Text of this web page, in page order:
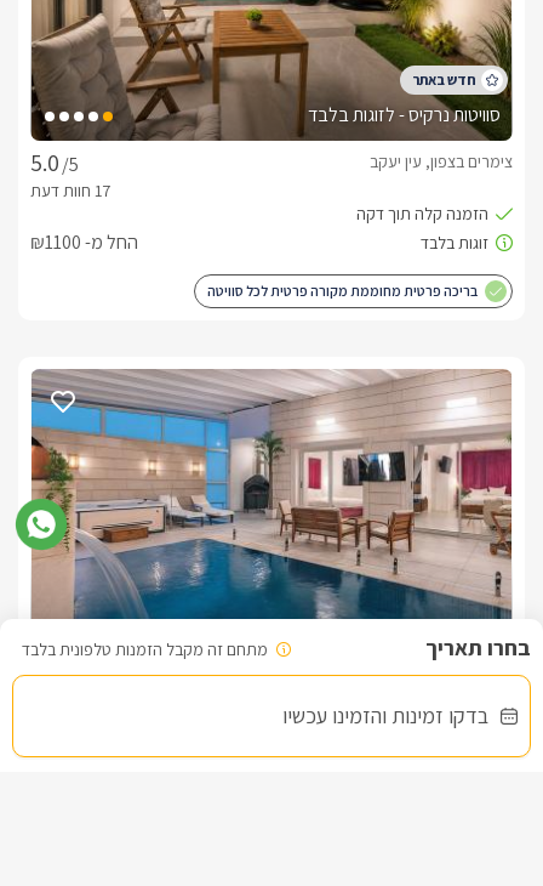
מתחם זה מקבל הזמנות טלפונית בלבד
בדקו זמינות והזמינו עכשיו
מגבות רחצה , מגבות פנים וידיים, מוצרי טואלטיקה, סבונים, מרכך
ושמפו.
חשוב לדעת
אינטימיות מוחלטת - כל סוויטה מבודדת מהשניה ומגודרת לשמירה
הזמנות טלפוניות בלבד
לפרטים נוספים או שאלות אנחנו פה לשירותכם
בברכה, גאולה -052-9125386
סוויטות נרקיס - לזוגות בלבד
/5
צימרים בצפון, עין יעקב
החל מ- ₪1100
בריכה פרטית מחוממת מקורה פרטית לכל סוויטה
מילה בוטיק
צימר בצפון, עין יעקב